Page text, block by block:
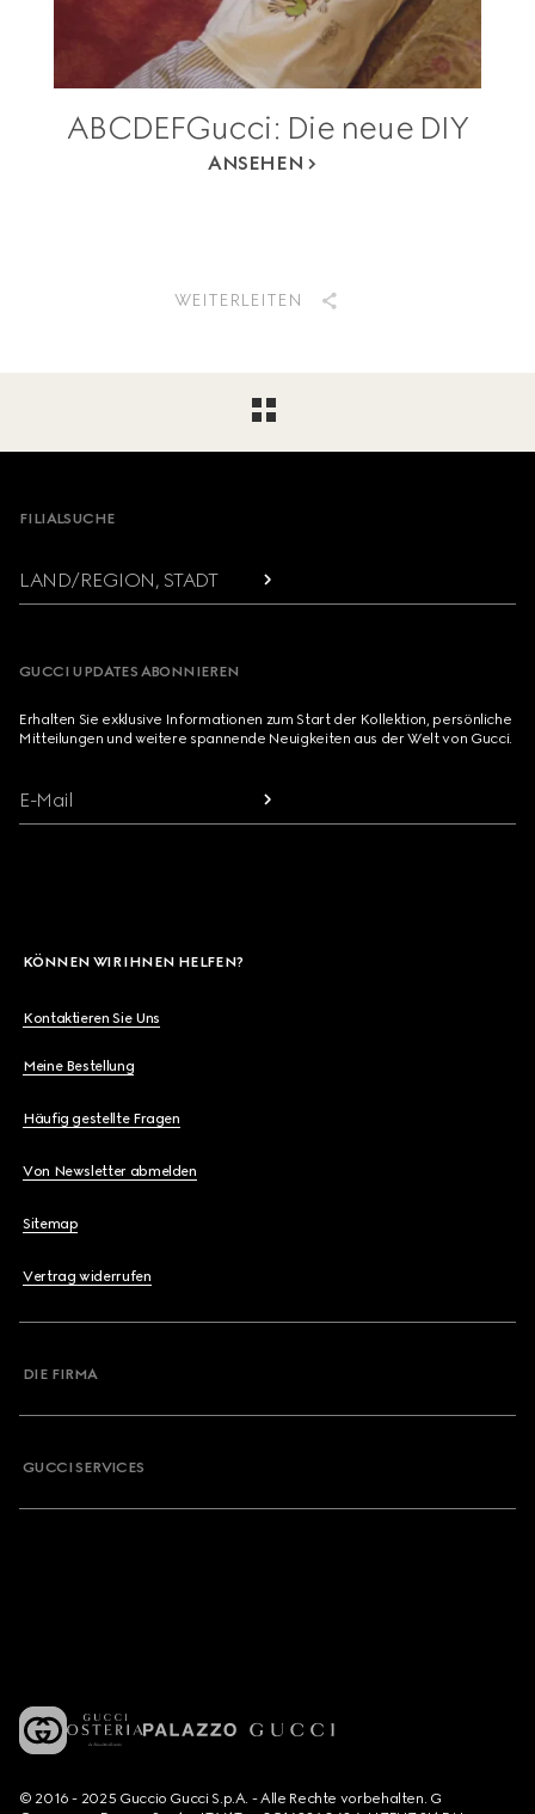
ABCDEFGucci: Die neue DIY
ANSEHEN
WEITERLEITEN
Footer
FILIALSUCHE
LAND/REGION, STADT
GUCCI UPDATES ABONNIEREN
Erhalten Sie exklusive Informationen zum Start der Kollektion, persönliche
Mitteilungen und weitere spannende Neuigkeiten aus der Welt von Gucci.
E-Mail
KÖNNEN WIR IHNEN HELFEN?
Kontaktieren Sie Uns
Meine Bestellung
Häufig gestellte Fragen
Von Newsletter abmelden
Sitemap
Vertrag widerrufen
DIE FIRMA
GUCCI SERVICES
© 2016 - 2025 Guccio Gucci S.p.A. - Alle Rechte vorbehalten. G